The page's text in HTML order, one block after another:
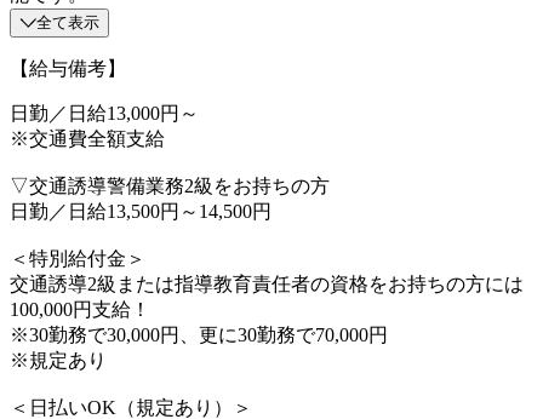
全て表示
【給与備考】
日勤／日給13,000円～
※交通費全額支給
▽交通誘導警備業務2級をお持ちの方
日勤／日給13,500円～14,500円
＜特別給付金＞
交通誘導2級または指導教育責任者の資格をお持ちの方には
100,000円支給！
※30勤務で30,000円、更に30勤務で70,000円
※規定あり
＜日払いOK（規定あり）＞